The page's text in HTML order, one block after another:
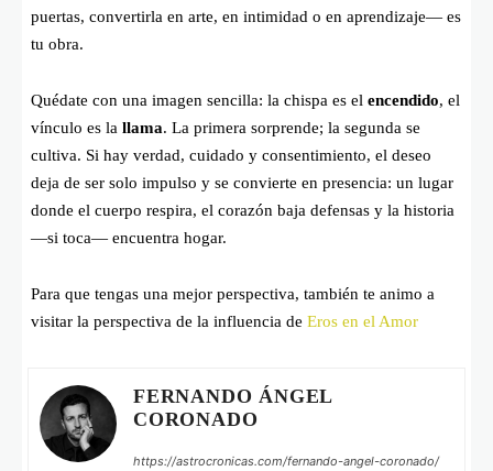
puertas, convertirla en arte, en intimidad o en aprendizaje— es
tu obra.
Quédate con una imagen sencilla: la chispa es el encendido, el
vínculo es la llama. La primera sorprende; la segunda se
cultiva. Si hay verdad, cuidado y consentimiento, el deseo
deja de ser solo impulso y se convierte en presencia: un lugar
donde el cuerpo respira, el corazón baja defensas y la historia
—si toca— encuentra hogar.
Para que tengas una mejor perspectiva, también te animo a
visitar la perspectiva de la influencia de Eros en el Amor
FERNANDO ÁNGEL
CORONADO
https://astrocronicas.com/fernando-angel-coronado/